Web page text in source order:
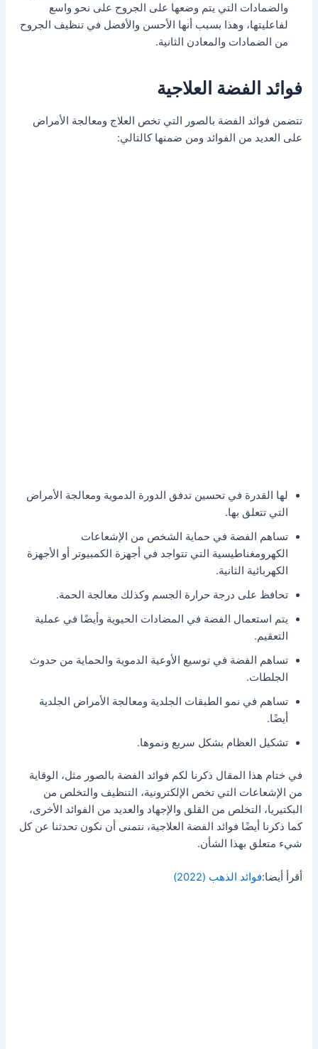
والضمادات التي يتم وضعها على الجروح على نحو واسع
لفاعليتها، وهذا بسبب أنها الأحسن والأفضل في تنظيف الجروح
من الضمادات والمعادن الثانية.
فوائد الفضة العلاجية
تتضمن فوائد الفضة بالصور التي تخص العلاج ومعالجة الأمراض
على العديد من الفوائد ومن ضمنها كالتالي:
لها القدرة في تحسين تدفق الدورة الدموية ومعالجة الأمراض
التي تتعلق بها.
تساهم الفضة في حماية الشخص من الإشعاعات
الكهرومغناطيسية التي تتواجد في أجهزة الكمبيوتر أو الأجهزة
الكهربائية الثانية.
تحافظ على درجة حرارة الجسم وكذلك معالجة الحمة.
يتم استعمال الفضة في المضادات الحيوية وأيضًا في عملية
التعقيم.
تساهم الفضة في توسيع الأوعية الدموية والحماية من حدوث
الجلطات.
تساهم في نمو الطبقات الجلدية ومعالجة الأمراض الجلدية
أيضًا.
تشكيل العظام بشكل سريع ونموها.
في ختام هذا المقال ذكرنا لكم فوائد الفضة بالصور مثل، الوقاية
من الإشعاعات التي تخص الإلكترونية، التنظيف والتخلص من
البكتيريا، التخلص من القلق والإجهاد والعديد من الفوائد الأخرى،
كما ذكرنا أيضًا فوائد الفضة العلاجية، نتمنى أن نكون تحدثنا عن كل
شيء متعلق بهذا الشأن.
أقرأ أيضا:فوائد الذهب (2022)